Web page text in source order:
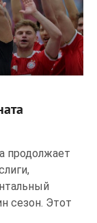
продолжает
сезон. Этот